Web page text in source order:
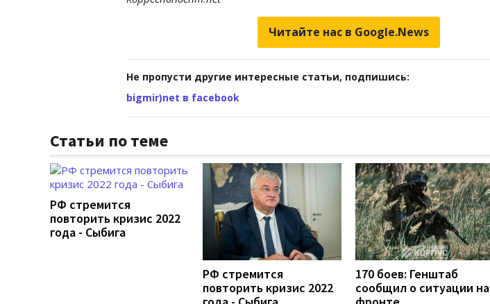
Читайте нас в Google.News
Не пропусти другие интересные статьи, подпишись:
bigmir)net в facebook
Статьи по теме
РФ стремится
повторить кризис 2022
года - Сыбига
РФ стремится
повторить кризис 2022
170 боев: Генштаб
сообщил о ситуации на